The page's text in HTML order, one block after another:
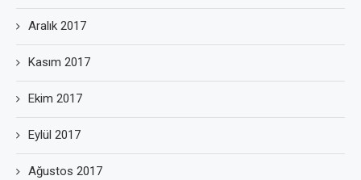
Aralık 2017
Kasım 2017
Ekim 2017
Eylül 2017
Ağustos 2017